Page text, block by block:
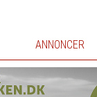
ANNONCER